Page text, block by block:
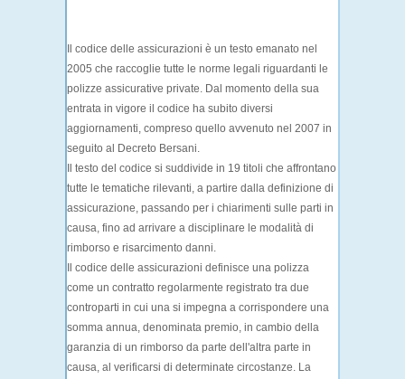
Il codice delle assicurazioni è un testo emanato nel
2005 che raccoglie tutte le norme legali riguardanti le
polizze assicurative private. Dal momento della sua
entrata in vigore il codice ha subito diversi
aggiornamenti, compreso quello avvenuto nel 2007 in
seguito al Decreto Bersani.
Il testo del codice si suddivide in 19 titoli che affrontano
tutte le tematiche rilevanti, a partire dalla definizione di
assicurazione, passando per i chiarimenti sulle parti in
causa, fino ad arrivare a disciplinare le modalità di
rimborso e risarcimento danni.
Il codice delle assicurazioni definisce una polizza
come un contratto regolarmente registrato tra due
controparti in cui una si impegna a corrispondere una
somma annua, denominata premio, in cambio della
garanzia di un rimborso da parte dell'altra parte in
causa, al verificarsi di determinate circostanze. La